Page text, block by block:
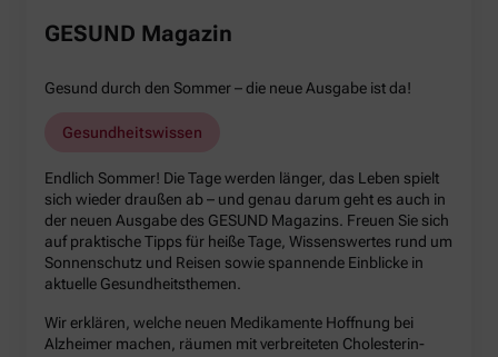
GESUND Magazin
Gesund durch den Sommer – die neue Ausgabe ist da!
Gesundheitswissen
Endlich Sommer! Die Tage werden länger, das Leben spielt
sich wieder draußen ab – und genau darum geht es auch in
der neuen Ausgabe des GESUND Magazins. Freuen Sie sich
auf praktische Tipps für heiße Tage, Wissenswertes rund um
Sonnenschutz und Reisen sowie spannende Einblicke in
aktuelle Gesundheitsthemen.
Wir erklären, welche neuen Medikamente Hoffnung bei
Alzheimer machen, räumen mit verbreiteten Cholesterin-